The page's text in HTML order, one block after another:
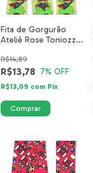
Fita de Gorgurão
Ateliê Rose Toniozzo
R$13,78
R$14,89
7% OFF
R$13,09 com Pix